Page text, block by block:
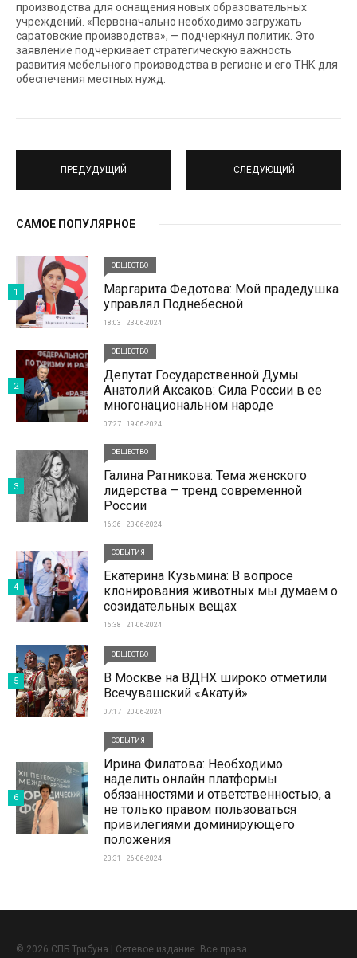
производства для оснащения новых образовательных
учреждений. «Первоначально необходимо загружать
саратовские производства», — подчеркнул политик. Это
заявление подчеркивает стратегическую важность
развития мебельного производства в регионе и его ТНК для
обеспечения местных нужд.
ПРЕДУДУЩИЙ СЛЕДУЮЩИЙ
САМОЕ ПОПУЛЯРНОЕ
ОБЩЕСТВО
Маргарита Федотова: Мой прадедушка
управлял Поднебесной
18:03 | 23-06-2024
1
ОБЩЕСТВО
Депутат Государственной Думы
Анатолий Аксаков: Сила России в ее
многонациональном народе
07:27 | 19-06-2024
2
ОБЩЕСТВО
Галина Ратникова: Тема женского
лидерства — тренд современной
России
16:36 | 23-06-2024
3
СОБЫТИЯ
Екатерина Кузьмина: В вопросе
клонирования животных мы думаем о
созидательных вещах
16:38 | 21-06-2024
4
ОБЩЕСТВО
В Москве на ВДНХ широко отметили
Всечувашский «Акатуй»
07:17 | 20-06-2024
5
СОБЫТИЯ
Ирина Филатова: Необходимо
наделить онлайн платформы
обязанностями и ответственностью, а
не только правом пользоваться
привилегиями доминирующего
положения
23:31 | 26-06-2024
6
© 2026 СПБ Трибуна | Сетевое издание. Все права